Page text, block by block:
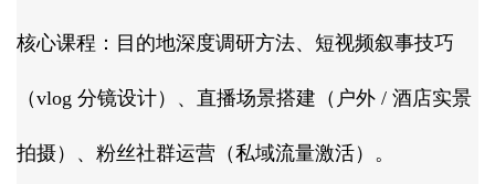
核心课程：目的地深度调研方法、短视频叙事技巧
（vlog 分镜设计）、直播场景搭建（户外 / 酒店实景
拍摄）、粉丝社群运营（私域流量激活）。​